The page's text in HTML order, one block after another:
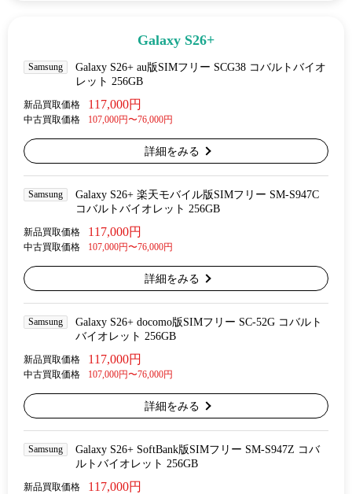
Galaxy S26+
Samsung
Galaxy S26+ au版SIMフリー SCG38 コバルトバイオ
レット 256GB
新品買取価格 117,000円
中古買取価格 107,000円〜76,000円
詳細をみる
Samsung
Galaxy S26+ 楽天モバイル版SIMフリー SM-S947C
コバルトバイオレット 256GB
新品買取価格 117,000円
中古買取価格 107,000円〜76,000円
詳細をみる
Samsung
Galaxy S26+ docomo版SIMフリー SC-52G コバルト
バイオレット 256GB
新品買取価格 117,000円
中古買取価格 107,000円〜76,000円
詳細をみる
Samsung
Galaxy S26+ SoftBank版SIMフリー SM-S947Z コバ
ルトバイオレット 256GB
新品買取価格 117,000円